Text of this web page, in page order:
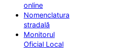
online
Nomenclatura
stradală
Monitorul
Oficial Local